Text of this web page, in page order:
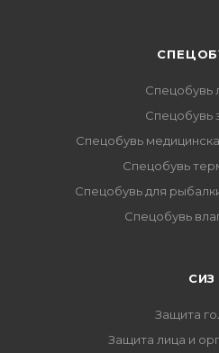
Спецобувь
Спецобувь
Спецобувь
Спецобувь
Спецобувь для
Спецобувь
СИЗ
Защита
Защита лица и